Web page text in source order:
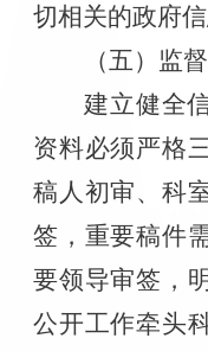
切相关的政府信
（五） 监
建立健全
资料必须严格
稿人初审、科
签，重要稿件
要领导审签，
公开工作牵头